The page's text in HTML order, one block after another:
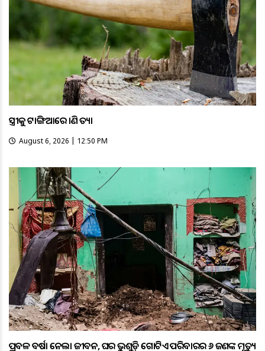
ସ୍ତ୍ରୀକୁ ଟାଙ୍ଗିଆରେ ହାଣି ହତ୍ୟା
August 6, 2026 | 12:50 PM
ପ୍ରବଳ ବର୍ଷା ନେଲା ଜୀବନ, ଘର ଭୁଶୁଡ଼ି ଗୋଟିଏ ପରିବାରର ୬ ଜଣଙ୍କ ମୃତ୍ୟୁ